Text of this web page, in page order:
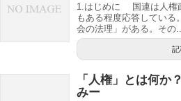
1.はじめに 国連は人権
もある程度応答してい
会の法理」がある。その...
記
「人権」とは何か
みー